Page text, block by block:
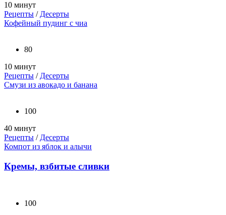
10 минут
Рецепты /Десерты
Кофейный пудинг с чиа
80
10 минут
Рецепты /Десерты
Смузи из авокадо и банана
100
40 минут
Рецепты /Десерты
Компот из яблок и алычи
Кремы, взбитые сливки
100